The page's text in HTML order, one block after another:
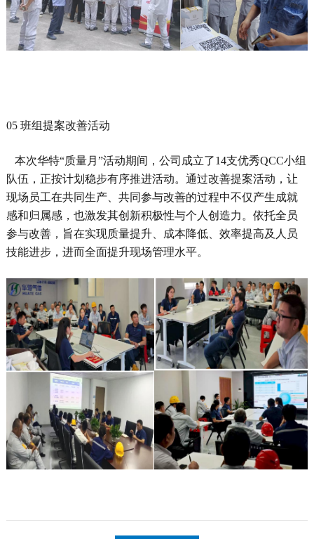
05 班组提案改善活动
本次华特“质量月”活动期间，公司 成立了14支优秀QCC小组
队伍 ， 正按计划 稳步有序推进活动。通过改善提案活动 ， 让
现场员工在共同生产、共同参与改善的过程中不仅产生成就
感和归属感， 也激发其创新积极性与个人创造力。 依托全员
参与改善， 旨在实现质量提升、成本降低、效率提高及 人员
技能进步， 进而全面提升现场管理水平。